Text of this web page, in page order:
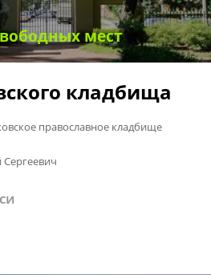
мест
кладбища
православное кладбище
Сергеевич